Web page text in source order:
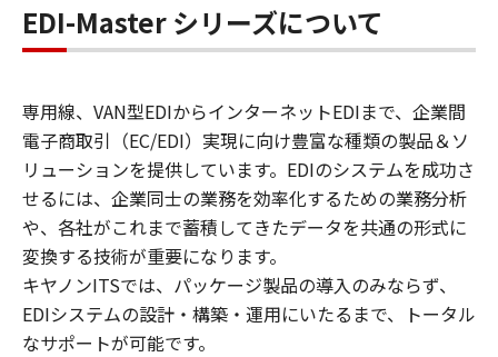
EDI-Master シリーズについて
専用線、VAN型EDIからインターネットEDIまで、企業間
電子商取引（EC/EDI）実現に向け豊富な種類の製品＆ソ
リューションを提供しています。EDIのシステムを成功さ
せるには、企業同士の業務を効率化するための業務分析
や、各社がこれまで蓄積してきたデータを共通の形式に
変換する技術が重要になります。
キヤノンITSでは、パッケージ製品の導入のみならず、
EDIシステムの設計・構築・運用にいたるまで、トータル
なサポートが可能です。